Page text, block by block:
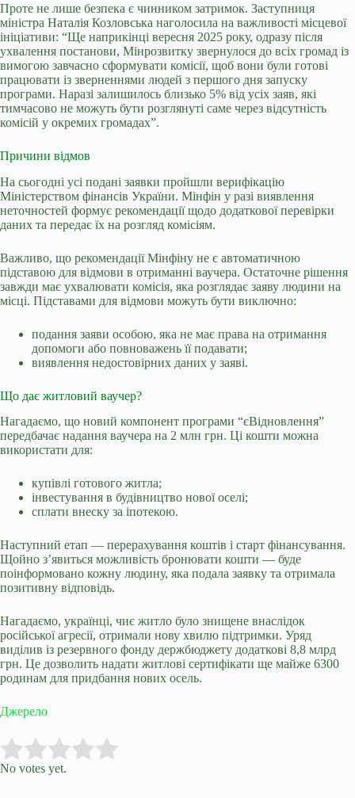
Проте не лише безпека є чинником затримок. Заступниця
міністра Наталія Козловська наголосила на важливості місцевої
ініціативи: “Ще наприкінці вересня 2025 року, одразу після
ухвалення постанови, Мінрозвитку звернулося до всіх громад із
вимогою завчасно сформувати комісії, щоб вони були готові
працювати із зверненнями людей з першого дня запуску
програми. Наразі залишилось близько 5% від усіх заяв, які
тимчасово не можуть бути розглянуті саме через відсутність
комісій у окремих громадах”.
Причини відмов
На сьогодні усі подані заявки пройшли верифікацію
Міністерством фінансів України. Мінфін у разі виявлення
неточностей формує рекомендації щодо додаткової перевірки
даних та передає їх на розгляд комісіям.
Важливо, що рекомендації Мінфіну не є автоматичною
підставою для відмови в отриманні ваучера. Остаточне рішення
завжди має ухвалювати комісія, яка розглядає заяву людини на
місці. Підставами для відмови можуть бути виключно:
подання заяви особою, яка не має права на отримання
допомоги або повноважень її подавати;
виявлення недостовірних даних у заяві.
Що дає житловий ваучер?
Нагадаємо, що новий компонент програми “єВідновлення”
передбачає надання ваучера на 2 млн грн. Ці кошти можна
використати для:
купівлі готового житла;
інвестування в будівництво нової оселі;
сплати внеску за іпотекою.
Наступний етап — перерахування коштів і старт фінансування.
Щойно з’явиться можливість бронювати кошти — буде
поінформовано кожну людину, яка подала заявку та отримала
позитивну відповідь.
Нагадаємо, українці, чиє житло було знищене внаслідок
російської агресії, отримали нову хвилю підтримки. Уряд
виділив із резервного фонду держбюджету додаткові 8,8 млрд
грн. Це дозволить надати житлові сертифікати ще майже 6300
родинам для придбання нових осель.
Джерело
Rate this item:
No votes yet.